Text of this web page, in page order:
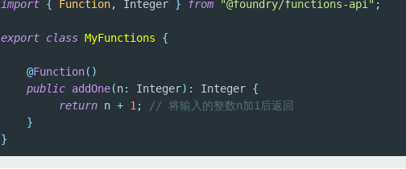
import { Function, Integer } from "@foundry/functions-api" ;
export class MyFunctions
{
@Function( )
public addOne(n: Integer) : Integer {
return n + 1 ;
// 将输入的整数n加1后返回
}
}